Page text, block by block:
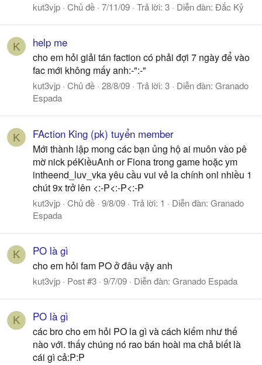
kut3vjp Chủ đề 7/11/09 Trả lời: 3 Diễn đàn: Đắc Kỷ
K help me
cho em hỏi giải tán faction có phải đợi 7 ngày để vào
fac mới không mấy anh:-":-"
kut3vjp Chủ đề 28/8/09 Trả lời: 3 Diễn đàn: Granado
Espada
K FAction King (pk) tuyển member
Mới thành lập mong các bạn ủng hộ ai muôn vào pê
mờ nick péKiềuAnh or Fiona trong game hoặc ym
intheend_luv_vka yêu cầu vui vẻ la chính onl nhiều 1
chút 9x trở lên <:-P<:-P<:-P
kut3vjp Chủ đề 9/8/09 Trả lời: 1 Diễn đàn: Granado
Espada
K PO là gì
cho em hỏi fam PO ở đâu vậy anh
kut3vjp Post #3 9/7/09 Diễn đàn: Granado Espada
K PO là gì
các bro cho em hỏi PO la gì và cách kiếm như thế
nào với. thấy chúng nó rao bán hoài ma chả biết là
cái gì cả:P:P